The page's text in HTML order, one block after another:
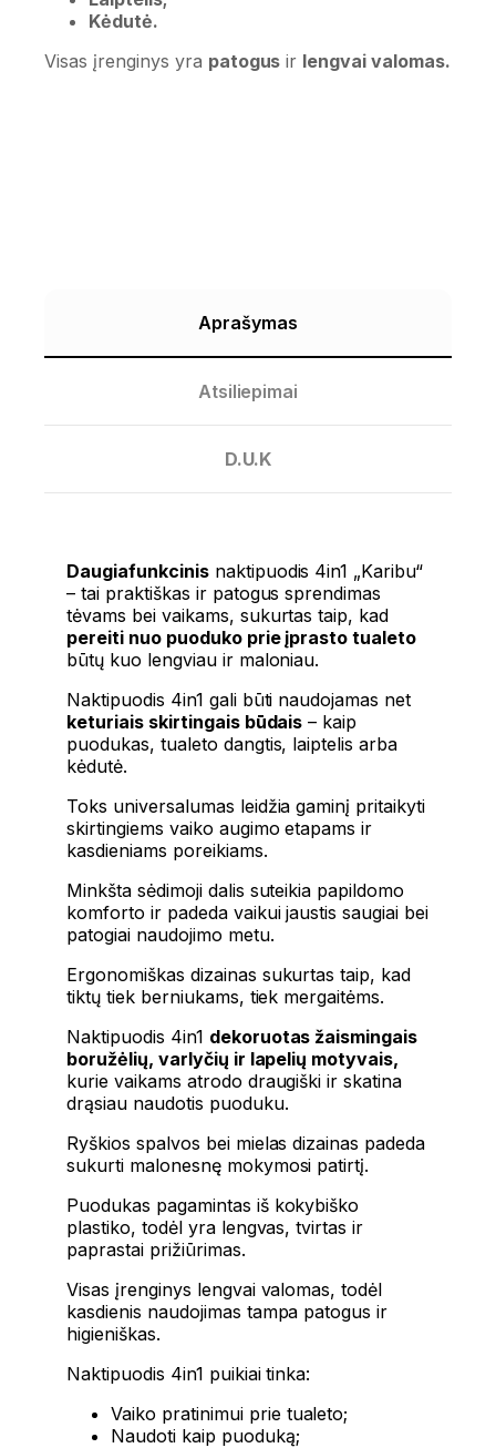
Kėdutė.
Visas įrenginys yra patogus ir lengvai valomas.
Aprašymas
Atsiliepimai
D.U.K
Daugiafunkcinisnaktipuodis 4in1 „Karibu“
– tai praktiškas ir patogus sprendimas
tėvams bei vaikams, sukurtas taip, kad
pereiti nuo puoduko prie įprasto tualeto
būtų kuo lengviau ir maloniau.
Naktipuodis 4in1 gali būti naudojamas net
keturiais skirtingais būdais – kaip
puodukas, tualeto dangtis, laiptelis arba
kėdutė.
Toks universalumas leidžia gaminį pritaikyti
skirtingiems vaiko augimo etapams ir
kasdieniams poreikiams.
Minkšta sėdimoji dalis suteikia papildomo
komforto ir padeda vaikui jaustis saugiai bei
patogiai naudojimo metu.
Ergonomiškas dizainas sukurtas taip, kad
tiktų tiek berniukams, tiek mergaitėms.
Naktipuodis 4in1 dekoruotas žaismingais
boružėlių, varlyčių ir lapelių motyvais,
kurie vaikams atrodo draugiški ir skatina
drąsiau naudotis puoduku.
Ryškios spalvos bei mielas dizainas padeda
sukurti malonesnę mokymosi patirtį.
Puodukas pagamintas iš kokybiško
plastiko, todėl yra lengvas, tvirtas ir
paprastai prižiūrimas.
Visas įrenginys lengvai valomas, todėl
kasdienis naudojimas tampa patogus ir
higieniškas.
Naktipuodis 4in1 puikiai tinka:
Vaiko pratinimui prie tualeto;
Naudoti kaip puoduką;